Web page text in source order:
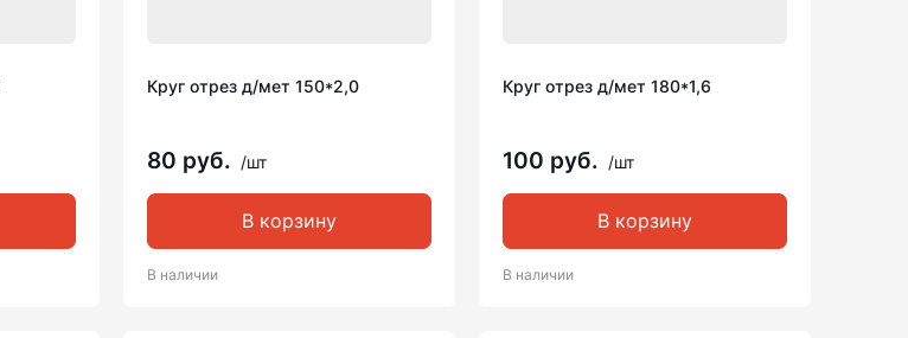
Круг отрез д/мет 150*2,0
80 руб. /шт
В корзину
В наличии
Круг отрез д/мет 180*1,6
100 руб. /шт
В корзину
В наличии